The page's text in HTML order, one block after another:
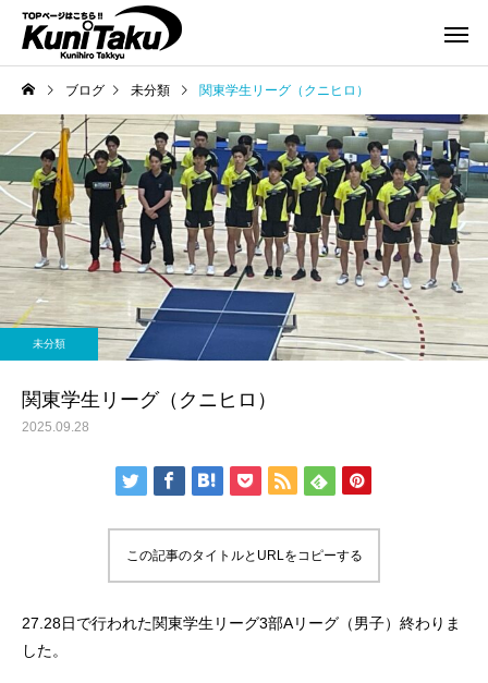
ブログ 未分類 関東学生リーグ（クニヒロ）
未分類
関東学生リーグ（クニヒロ）
2025.09.28
この記事のタイトルとURLをコピーする
27.28日で行われた関東学生リーグ3部Aリーグ（男子）終わりま
した。